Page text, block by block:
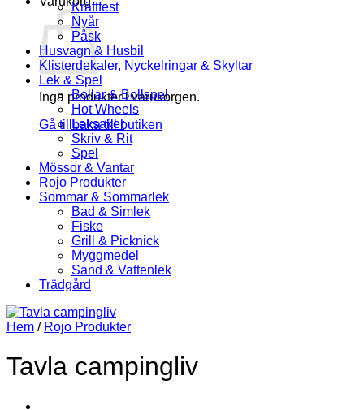
Inga produkter i varukorgen.
Gå tillbaka till butiken
Kräftfest
Nyår
Påsk
Husvagn & Husbil
Klisterdekaler, Nyckelringar & Skyltar
Lek & Spel
Bollar & Bollspel
Hot Wheels
Leksaker
Skriv & Rit
Spel
Mössor & Vantar
Rojo Produkter
Sommar & Sommarlek
Bad & Simlek
Fiske
Grill & Picknick
Myggmedel
Sand & Vattenlek
Trädgård
Hem / Rojo Produkter
Tavla campingliv